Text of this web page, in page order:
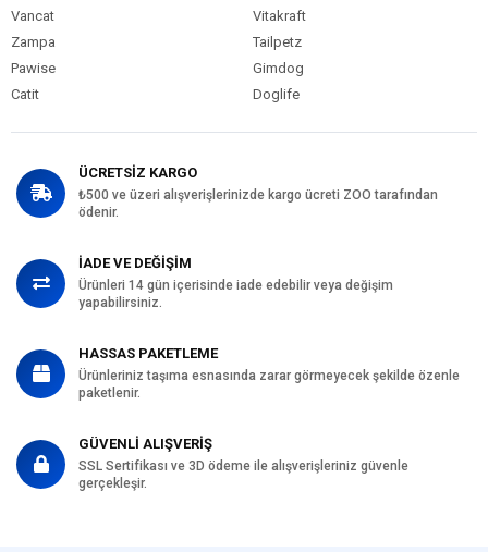
Vancat
Vitakraft
Zampa
Tailpetz
Pawise
Gimdog
Catit
Doglife
ÜCRETSİZ KARGO
₺500 ve üzeri alışverişlerinizde kargo ücreti ZOO tarafından
ödenir.
İADE VE DEĞİŞİM
Ürünleri 14 gün içerisinde iade edebilir veya değişim
yapabilirsiniz.
HASSAS PAKETLEME
Ürünleriniz taşıma esnasında zarar görmeyecek şekilde özenle
paketlenir.
GÜVENLİ ALIŞVERİŞ
SSL Sertifikası ve 3D ödeme ile alışverişleriniz güvenle
gerçekleşir.